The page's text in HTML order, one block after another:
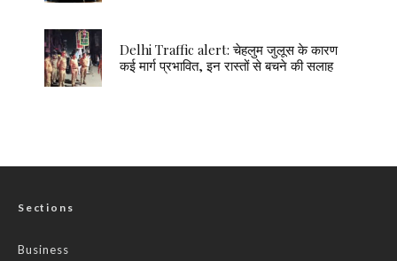
Delhi Traffic alert: चेहलुम जुलूस के कारण
कई मार्ग प्रभावित, इन रास्तों से बचने की सलाह
Sections
Business